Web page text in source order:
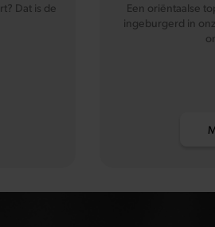
Dat is de
Een oriëntaalse
ingeburgerd in